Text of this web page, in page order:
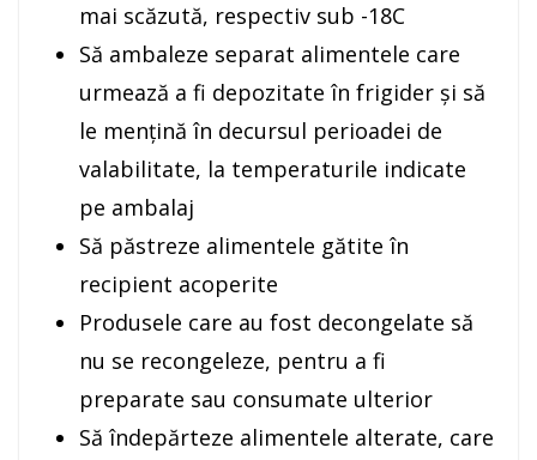
mai scăzută, respectiv sub -18C
Să ambaleze separat alimentele care
urmează a fi depozitate în frigider și să
le mențină în decursul perioadei de
valabilitate, la temperaturile indicate
pe ambalaj
Să păstreze alimentele gătite în
recipient acoperite
Produsele care au fost decongelate să
nu se recongeleze, pentru a fi
preparate sau consumate ulterior
Să îndepărteze alimentele alterate, care